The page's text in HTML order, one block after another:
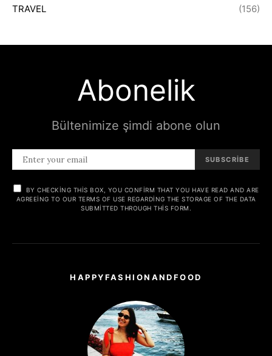
TRAVEL (156)
Abonelik
Bültenimize şimdi abone olun
SUBSCRIBE
BY CHECKING THIS BOX, YOU CONFIRM THAT YOU HAVE READ AND ARE
AGREEING TO OUR TERMS OF USE REGARDING THE STORAGE OF THE DATA
SUBMITTED THROUGH THIS FORM.
HAPPYFASHIONANDFOOD